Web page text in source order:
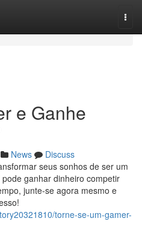
e Ganhe
News
Discuss
seus sonhos de ser um
ganhar dinheiro competir
junte-se agora mesmo e
torne-se-um-gamer-